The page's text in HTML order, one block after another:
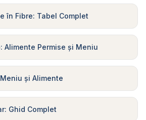
în Fibre: Tabel Complet
Alimente Permise și Meniu
și Alimente
Ghid Complet